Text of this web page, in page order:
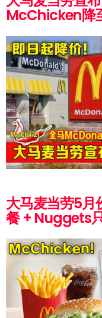
McChicken降
大马麦当劳5月
餐 + Nuggets